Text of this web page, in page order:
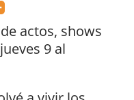
actos, shows
9 al